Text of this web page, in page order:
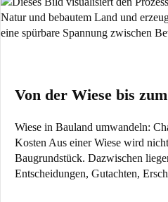
Von der Wiese bis
Wiese in Bauland umwandeln:
Kosten Aus einer Wiese wird
Baugrundstück. Dazwischen
Entscheidungen, Gutachten,